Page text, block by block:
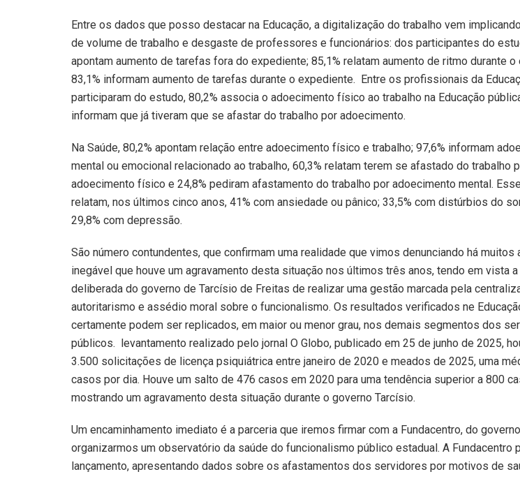
Entre os dados que posso destacar na Educação, a digitalização do trabalho vem
de volume de trabalho e desgaste de professores e funcionários: dos participantes do
apontam aumento de tarefas fora do expediente; 85,1% relatam aumento de ritmo durante o
83,1% informam aumento de tarefas durante o expediente. Entre os profissionais da
participaram do estudo, 80,2% associa o adoecimento físico ao trabalho na Educação
informam que já tiveram que se afastar do trabalho por adoecimento.
Na Saúde, 80,2% apontam relação entre adoecimento físico e trabalho; 97,6% informam
mental ou emocional relacionado ao trabalho, 60,3% relatam terem se afastado do trabalho
adoecimento físico e 24,8% pediram afastamento do trabalho por adoecimento mental.
relatam, nos últimos cinco anos, 41% com ansiedade ou pânico; 33,5% com distúrbios do
29,8% com depressão.
São número contundentes, que confirmam uma realidade que vimos denunciando há muitos
inegável que houve um agravamento desta situação nos últimos três anos, tendo em vista
deliberada do governo de Tarcísio de Freitas de realizar uma gestão marcada pela
autoritarismo e assédio moral sobre o funcionalismo. Os resultados verificados ne
certamente podem ser replicados, em maior ou menor grau, nos demais segmentos dos
públicos. levantamento realizado pelo jornal O Globo, publicado em 25 de junho de 2025,
3.500 solicitações de licença psiquiátrica entre janeiro de 2020 e meados de 2025, uma
casos por dia. Houve um salto de 476 casos em 2020 para uma tendência superior a 800
mostrando um agravamento desta situação durante o governo Tarcísio.
Um encaminhamento imediato é a parceria que iremos firmar com a Fundacentro, do
organizarmos um observatório da saúde do funcionalismo público estadual. A Fundacentro
lançamento, apresentando dados sobre os afastamentos dos servidores por motivos de